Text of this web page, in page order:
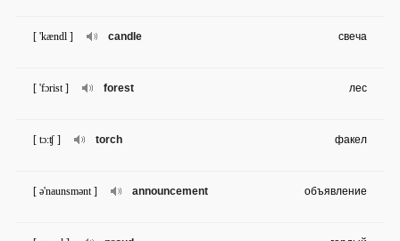
candle
[ 'kændl ] свеча
forest
[ 'fɔrist ] лес
torch
[ tɔ:ʧ ] факел
announcement
[ ə'naunsmənt ] объявление